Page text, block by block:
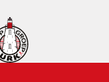
naar
de
inhoud